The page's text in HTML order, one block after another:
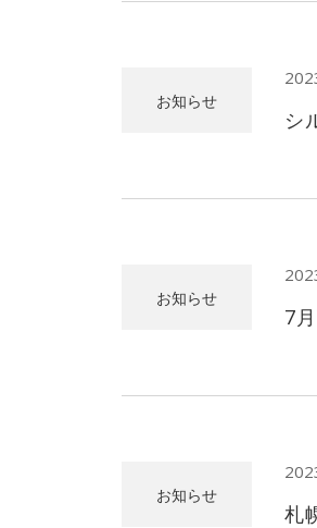
お知らせ
シ
お知らせ
7
お知らせ
札